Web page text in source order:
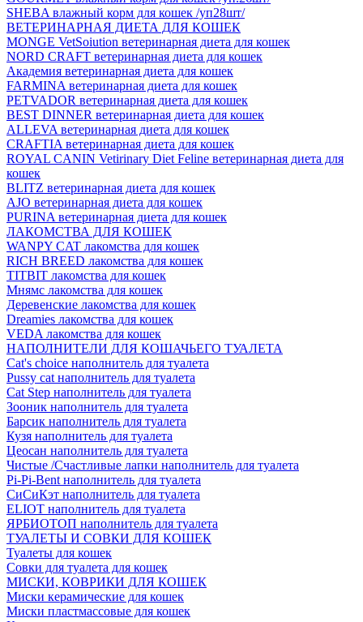
SHEBA влажный корм для кошек /уп28шт/
ВЕТЕРИНАРНАЯ ДИЕТА ДЛЯ КОШЕК
MONGE VetSoiution ветеринарная диета для кошек
NORD CRAFT ветеринарная диета для кошек
Академия ветеринарная диета для кошек
FARMINA ветеринарная диета для кошек
PETVADOR ветеринарная диета для кошек
BEST DINNER ветеринарная диета для кошек
ALLEVA ветеринарная диета для кошек
CRAFTIA ветеринарная диета для кошек
ROYAL CANIN Vetirinary Diet Feline ветеринарная диета для
кошек
BLITZ ветеринарная диета для кошек
AJO ветеринарная диета для кошек
PURINA ветеринарная диета для кошек
ЛАКОМСТВА ДЛЯ КОШЕК
WANPY CAT лакомства для кошек
RICH BREED лакомства для кошек
TITBIT лакомства для кошек
Мнямс лакомства для кошек
Деревенские лакомства для кошек
Dreamies лакомства для кошек
VEDA лакомства для кошек
НАПОЛНИТЕЛИ ДЛЯ КОШАЧЬЕГО ТУАЛЕТА
Cat's choice наполнитель для туалета
Pussy cat наполнитель для туалета
Cat Step наполнитель для туалета
Зооник наполнитель для туалета
Барсик наполнитель для туалета
Кузя наполнитель для туалета
Цеосан наполнитель для туалета
Чистые /Счастливые лапки наполнитель для туалета
Pi-Pi-Bent наполнитель для туалета
СиСиКэт наполнитель для туалета
ELIOT наполнитель для туалета
ЯРБИОТОП наполнитель для туалета
ТУАЛЕТЫ И СОВКИ ДЛЯ КОШЕК
Туалеты для кошек
Совки для туалета для кошек
МИСКИ, КОВРИКИ ДЛЯ КОШЕК
Миски керамические для кошек
Миски пластмассовые для кошек